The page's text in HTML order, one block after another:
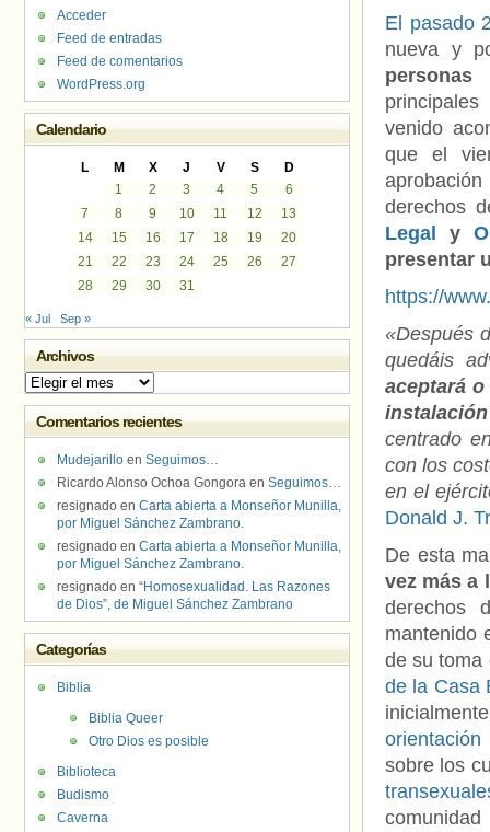
El pasado
nueva y
venido
que el
derechos
Legal
y
presentar
https://
«Después
quedáis
aceptará
centrado
con los
en el
Donald J.
De esta
vez más a
derechos
mantenido
de su
de la Casa
sobre los
Acceder
Feed de entradas
Feed de comentarios
WordPress.org
Calendario
L M X J V S
D
1
2 3 4 5
6
7
8 9 10 11 12
13
14
15 16 17 18 19
20
21
22 23 24 25 26
27
28
29 30 31
« Jul Sep »
Archivos
Archivos
Comentarios recientes
Mudejarillo en Seguimos…
Ricardo Alonso Ochoa Gongora en Seguimos…
resignado en Carta abierta a Monseñor Munilla,
por Miguel Sánchez Zambrano.
resignado en Carta abierta a Monseñor Munilla,
por Miguel Sánchez Zambrano.
resignado en “Homosexualidad. Las Razones
de Dios”, de Miguel Sánchez Zambrano
Categorías
Biblia
Biblia Queer
Otro Dios es posible
Biblioteca
Budismo
Caverna